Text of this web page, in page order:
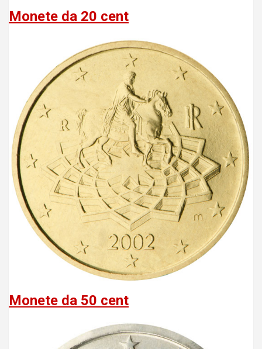
Monete da 20 cent
Monete da 50 cent